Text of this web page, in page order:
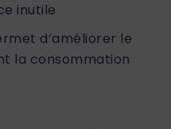
inutile
d’améliorer le
la consommation